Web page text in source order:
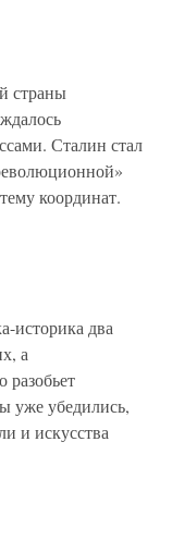
страны
Сталин стал
координат.
два
а
разобьет
уже убедились,
и искусства